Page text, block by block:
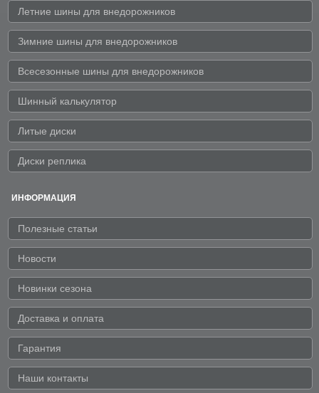
Летние шины для внедорожников
Зимние шины для внедорожников
Всесезонные шины для внедорожников
Шинный калькулятор
Литые диски
Диски реплика
ИНФОРМАЦИЯ
Полезные статьи
Новости
Новинки сезона
Доставка и оплата
Гарантия
Наши контакты